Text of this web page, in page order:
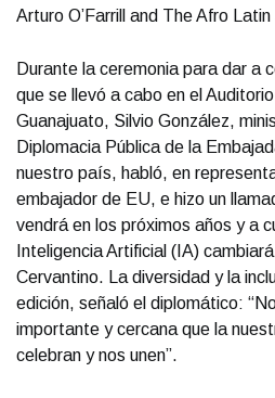
Arturo O’Farrill and The Afro
Durante la ceremonia para dar a
que se llevó a cabo en el
Guanajuato, Silvio González,
Diplomacia Pública de la
nuestro país, habló, en
embajador de EU, e hizo un
vendrá en los próximos años y a
Inteligencia Artificial (IA)
Cervantino. La diversidad y la
edición, señaló el diplomático:
importante y cercana que la
celebran y nos unen”.